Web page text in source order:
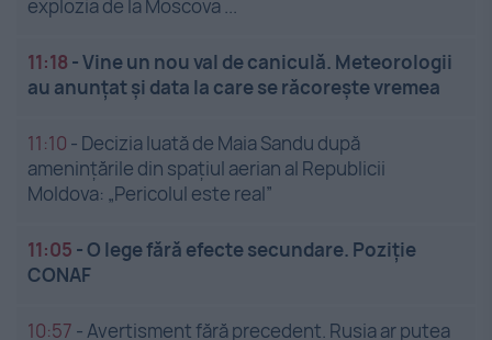
explozia de la Moscova ...
11:18 -Vine un nou val de caniculă. Meteorologii
au anunțat și data la care se răcorește vremea
11:10 - Decizia luată de Maia Sandu după
amenințările din spațiul aerian al Republicii
Moldova: „Pericolul este real”
11:05 -O lege fără efecte secundare. Poziție
CONAF
10:57 -Avertisment fără precedent. Rusia ar putea